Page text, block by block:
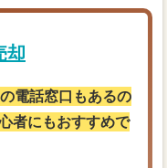
却
電話窓口もあるの
者にもおすすめで